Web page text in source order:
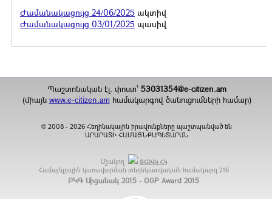
Ժամանակացույց 24/06/2025ակտիվ
Ժամանակացույց 03/01/2025պասիվ
Պաշտոնական էլ. փոստ` 53031354@e-citizen.am
(միայն www.e-citizen.am համակարգով ծանուցումների համար)
© 2008 -2026 Հեղինակային իրավունքները պաշտպանված են
ԱՐԱՐԱՏԻ ՀԱՄԱՅՆՔԱՊԵՏԱՐԱՆ
Մշակող ՏՀԶՎԿ ՀԿ
Համայնքային կառավարման տեղեկատվական համակարգ 216
ԲԿԳ Մրցանակ 2015 - OGP Award 2015